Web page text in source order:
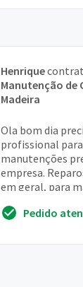
Henrique
Manutenção de
Madeira
Ola bom dia
profissional para
manutenções
empresa.
em geral, para
alvenaria,
Pedido